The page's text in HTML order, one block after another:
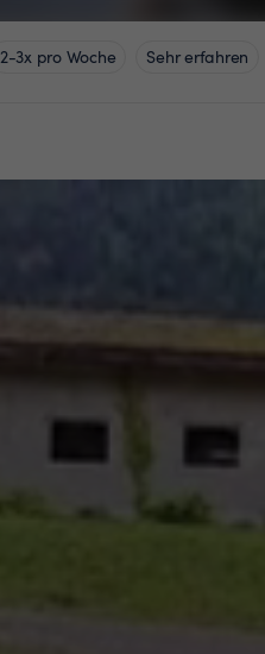
2-3x pro Woche Sehr erfahren